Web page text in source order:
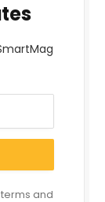
and